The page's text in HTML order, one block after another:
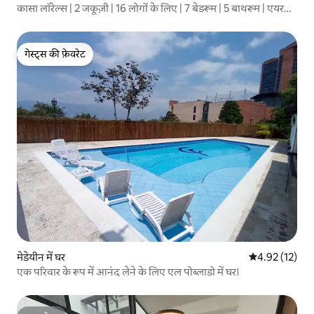
कासा लॉरेल्स | 2 जकूज़ी | 16 लोगों के लिए | 7 बेडरूम | 5 बाथरूम | एयर
गेस्ट्स की फ़ेवरेट
गेस्ट्स की फ़ेवरेट
मेडेयीन में घर औसत रेटिंग 5 में
4.92 (12)
एक परिवार के रूप में आनंद लेने के लिए एल पोब्लाडो में घर।